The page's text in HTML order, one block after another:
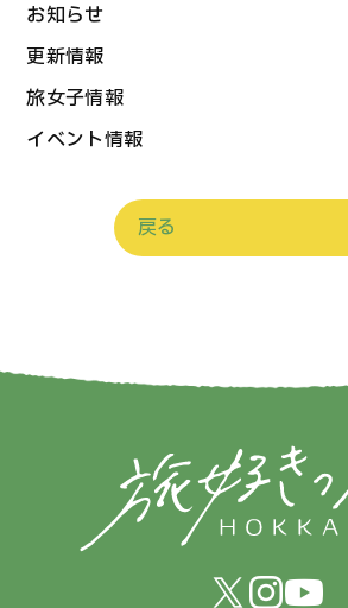
お知らせ
更新情報
旅女子情報
イベント情報
戻る